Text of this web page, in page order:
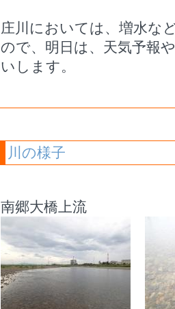
庄川においては、増水な
ので、明日は、天気予報
いします。
川の様子
南郷大橋上流